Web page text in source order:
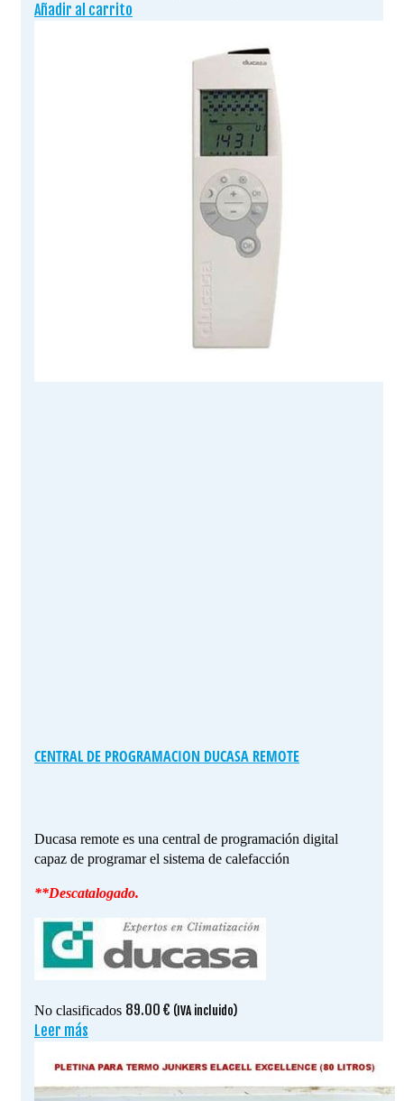
Añadir al carrito
CENTRAL DE PROGRAMACION DUCASA REMOTE
Ducasa remote es una central de programación digital
capaz de programar el sistema de calefacción
**Descatalogado.
No clasificados 89.00 € (IVA incluido)
Leer más